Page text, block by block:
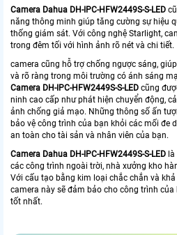
Camera Dahua DH-IPC-H FW2449S-S-LED
năng thông minh giúp tăng cường sự hiệu
thống giám sát. Với công nghệ Starlight,
trong đêm tối với hình ảnh rõ nét và chi tiết.
camera cũng hỗ trợ chống ngược sáng,
và rõ ràng trong môi trường có ánh sáng
Camera DH-IPC-HFW2449S-S-LED cũng
ninh cao cấp như phát hiện chuyển động,
ảnh chống giả mạo. Những thông số ấn
bảo vệ công trình của bạn khỏi các mối đe
an toàn cho tài sản và nhân viên của bạn.
Camera Dahua DH-IPC-HFW2449S-S-LED
các công trình ngoài trời, nhà xưởng kho
Với cấu tạo bằng kim loại chắc chắn và
camera này sẽ đảm bảo cho công trình
tốt nhất.